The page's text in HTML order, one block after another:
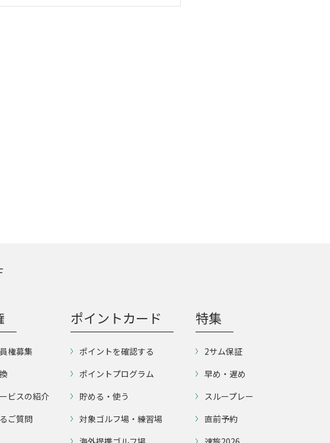
権募集
ビスの紹介
ご質問
ポイントカード
ポイントを確認する
ポイントプログラム
貯める・使う
対象ゴルフ場・練習場
特集
2サム保証
早め・遅め
スループレー
直前予約